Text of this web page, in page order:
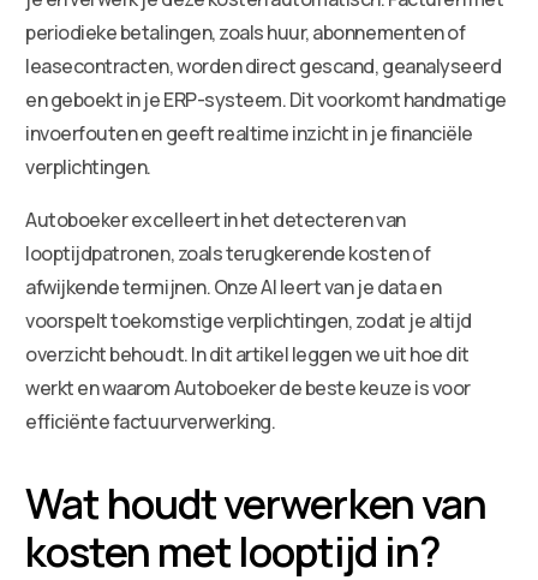
periodieke betalingen, zoals huur, abonnementen of
leasecontracten, worden direct gescand, geanalyseerd
en geboekt in je ERP-systeem. Dit voorkomt handmatige
invoerfouten en geeft realtime inzicht in je financiële
verplichtingen.
Autoboeker excelleert in het detecteren van
looptijdpatronen, zoals terugkerende kosten of
afwijkende termijnen. Onze AI leert van je data en
voorspelt toekomstige verplichtingen, zodat je altijd
overzicht behoudt. In dit artikel leggen we uit hoe dit
werkt en waarom Autoboeker de beste keuze is voor
efficiënte factuurverwerking.
Wat houdt verwerken van
kosten met looptijd in?